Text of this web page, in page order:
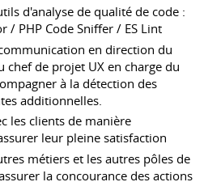
d'analyse de qualité de code :
/ PHP Code Sniffer / ES Lint
en direction du
chef de projet UX en charge du
à la détection des
additionnelles.
les clients de manière
leur pleine satisfaction
métiers et les autres pôles de
la concourance des actions